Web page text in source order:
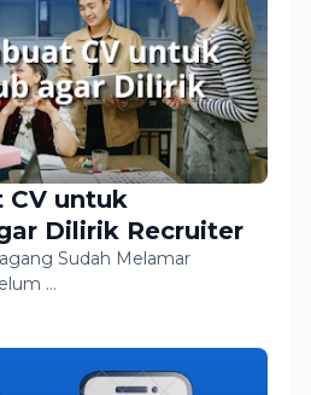
CV untuk
Dilirik Recruiter
Sudah Melamar
…